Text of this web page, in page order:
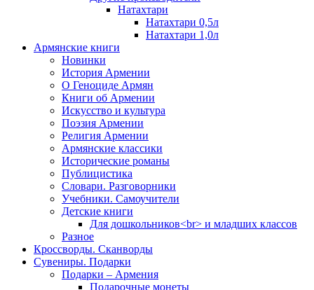
Натахтари
Натахтари 0,5л
Натахтари 1,0л
Армянские книги
Новинки
История Армении
О Геноциде Армян
Книги об Армении
Иcкусство и культура
Поэзия Армении
Религия Армении
Армянские классики
Исторические романы
Публицистика
Словари. Разговорники
Учебники. Самоучители
Детские книги
Для дошкольников<br> и младших классов
Разное
Кроссворды. Сканворды
Сувениры. Подарки
Подарки – Армения
Подарочные монеты